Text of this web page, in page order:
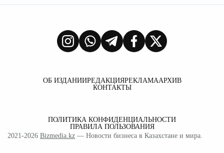
ОБ ИЗДАНИИРЕДАКЦИЯРЕКЛАМААРХИВ
КОНТАКТЫ
ПОЛИТИКА КОНФИДЕНЦИАЛЬНОСТИ
ПРАВИЛА ПОЛЬЗОВАНИЯ
2021-2026 Bizmedia.kz — Новости бизнеса в Казахстане и мира.